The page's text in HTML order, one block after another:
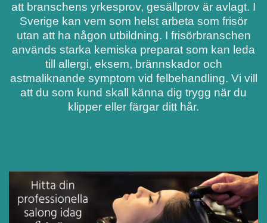
att branschens yrkesprov, gesällprov är avlagt. I
Sverige kan vem som helst arbeta som frisör
utan att ha någon utbildning. I frisörbranschen
används starka kemiska preparat som kan leda
till allergi, eksem, brännskador och
astmaliknande symptom vid felbehandling. Vi vill
att du som kund skall känna dig trygg när du
klipper eller färgar ditt hår.